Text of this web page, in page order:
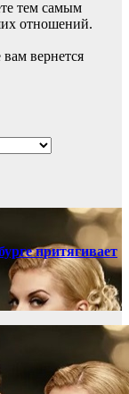
тем самым
отношений.
вам вернется
притягивает